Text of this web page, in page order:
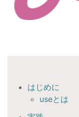
はじめに
useとは